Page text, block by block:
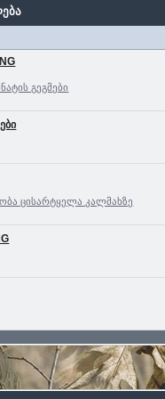
გეგმები
ცისარტყელა კალმახზე